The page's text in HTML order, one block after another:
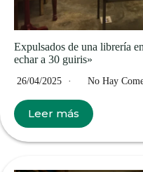
Expulsados de una librería
echar a 30 guiris»
26/04/2025 No Hay
Leer más